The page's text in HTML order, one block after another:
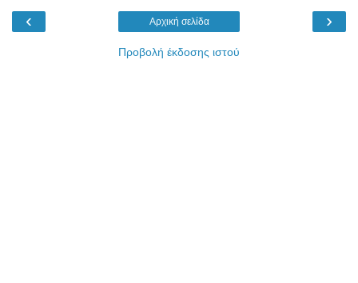
‹ ›
Αρχική σελίδα
Προβολή έκδοσης ιστού